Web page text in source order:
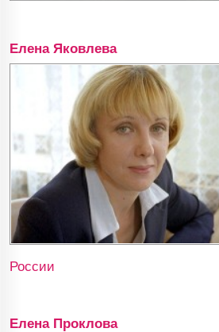
Елена Яковлева
России
Елена Проклова